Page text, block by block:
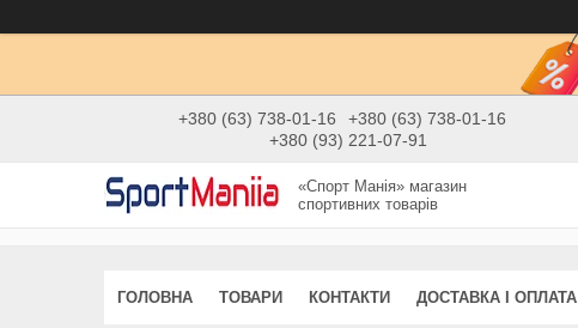
+380 (63) 738-01-16
+380 (63) 738-01-16
+380 (93) 221-07-91
«Спорт Манія» магазин
спортивних товарів
ГОЛОВНА ТОВАРИ КОНТАКТИ ДОСТАВКА І ОПЛАТА